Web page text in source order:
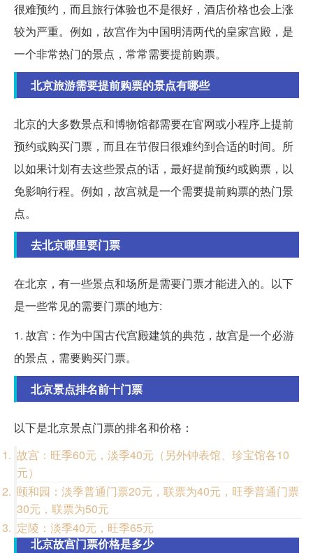
很难预约，而且旅行体验也不是很好，酒店价格也会上涨
较为严重。例如，故宫作为中国明清两代的皇家宫殿，是
一个非常热门的景点，常常需要提前购票。
北京旅游需要提前购票的景点有哪些
北京的大多数景点和博物馆都需要在官网或小程序上提前
预约或购买门票，而且在节假日很难约到合适的时间。所
以如果计划有去这些景点的话，最好提前预约或购票，以
免影响行程。例如，故宫就是一个需要提前购票的热门景
点。
去北京哪里要门票
在北京，有一些景点和场所是需要门票才能进入的。以下
是一些常见的需要门票的地方:
1. 故宫：作为中国古代宫殿建筑的典范，故宫是一个必游
的景点，需要购买门票。
北京景点排名前十门票
以下是北京景点门票的排名和价格：
故宫：旺季60元，淡季40元（另外钟表馆、珍宝馆各10
元）
颐和园：淡季普通门票20元，联票为40元，旺季普通门票
30元，联票为50元
定陵：淡季40元，旺季65元
北京故宫门票价格是多少